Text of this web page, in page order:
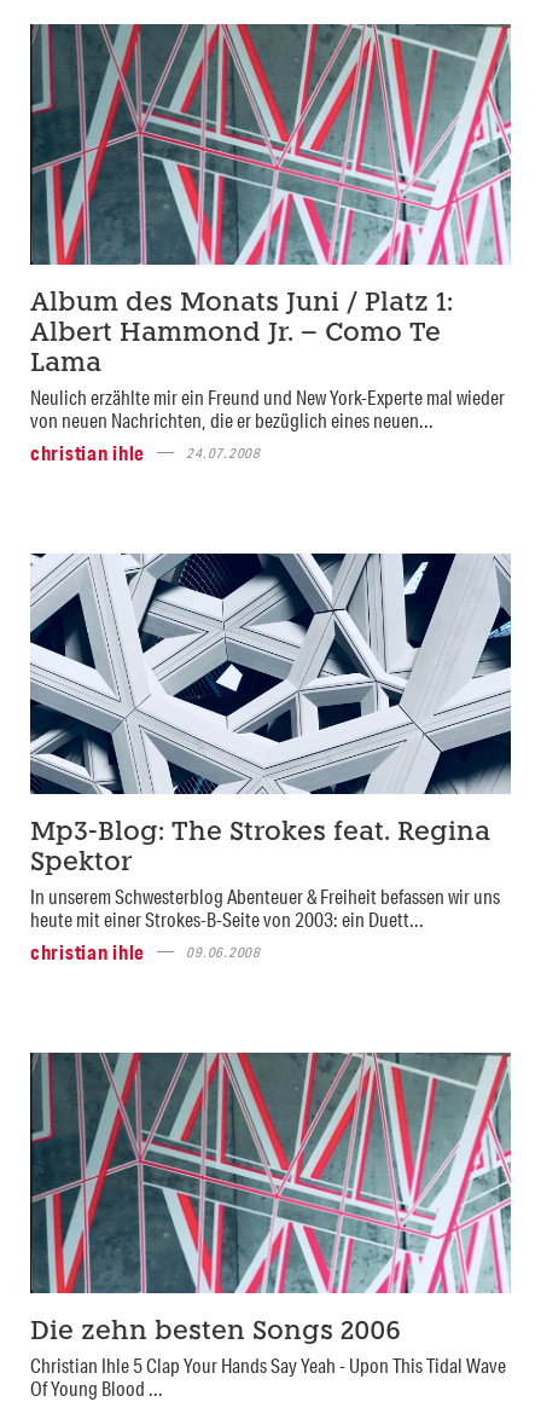
Album des Monats Juni / Platz 1:
Albert Hammond Jr. – Como Te
Lama
Neulich erzählte mir ein Freund und New York-Experte mal wieder
von neuen Nachrichten, die er bezüglich eines neuen...
christian ihle
24.07.2008
Mp3-Blog: The Strokes feat. Regina
Spektor
In unserem Schwesterblog Abenteuer & Freiheit befassen wir uns
heute mit einer Strokes-B-Seite von 2003: ein Duett...
christian ihle
09.06.2008
Die zehn besten Songs 2006
Christian Ihle 5 Clap Your Hands Say Yeah - Upon This Tidal Wave
Of Young Blood ...